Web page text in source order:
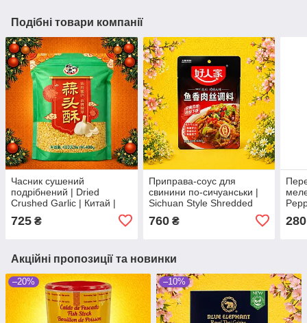
Подібні товари компанії
Часник сушений
подрібнений | Dried
Crushed Garlic | Китай |
725 ₴
Приправа-соус для
свинини по-сичуанськи |
Sichuan Style Shredded
Pork Seasoning | Китай |
Haorenjia | 100 г Ч
760₴ 280
Акційні пропозиції та новинки
–20% –10%